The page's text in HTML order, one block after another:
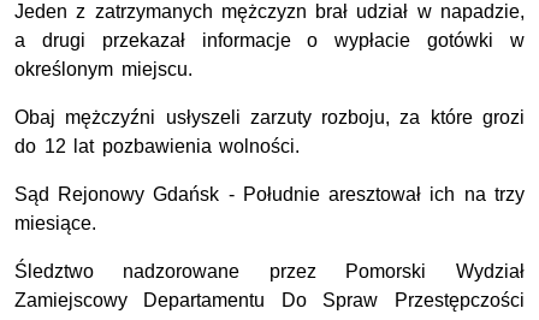
Jeden z zatrzymanych mężczyzn brał udział w napadzie,
a drugi przekazał informacje o wypłacie gotówki w
określonym miejscu.
Obaj mężczyźni usłyszeli zarzuty rozboju, za które grozi
do 12 lat pozbawienia wolności.
Sąd Rejonowy Gdańsk - Południe aresztował ich na trzy
miesiące.
Śledztwo nadzorowane przez Pomorski Wydział
Zamiejscowy Departamentu Do Spraw Przestępczości